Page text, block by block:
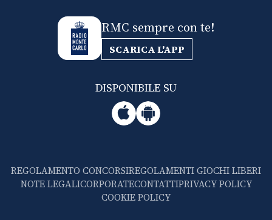
RMC sempre con te!
SCARICA L'APP
DISPONIBILE SU
REGOLAMENTO CONCORSIREGOLAMENTI GIOCHI LIBERI
NOTE LEGALICORPORATECONTATTIPRIVACY POLICY
COOKIE POLICY